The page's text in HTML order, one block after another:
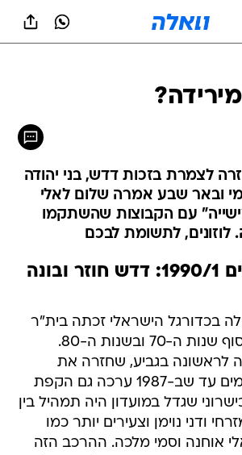
של 91' חזרה לצמרת בזכות דדש, בני יהודה
ובאר שבע אמרה שלום לאלי
עם הקבוצות שהשתקמו
לוזונים, לתשומת לבכם
בית"ר ירושלים 1990/1: דדש חוזר ובונה
בכדורגל הישראלי זכתה בית"ר
ירושלים לקבל בסוף שנות ה-70 ובשנות ה-80.
זכתה לראשונה בגביע, שחזרה את
ההישג שלוש פעמים עד שב-1987 ערכה גם הקפת
שגדל במועדון היה תמהיל בין
ודני נוימן וצעירים יותר כמו
אוחנה וסמי מלכה. ההרכב הזה